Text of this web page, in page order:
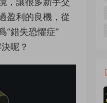
盈利的良機，從
“錯失恐懼症”
呢？